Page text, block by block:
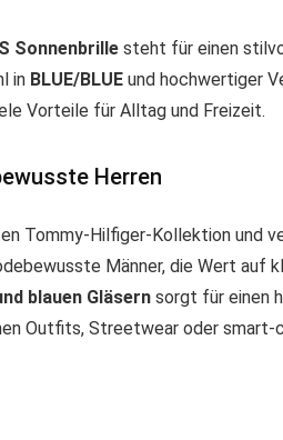
Sonnenbrille steht für einen
in BLUE/BLUE und hochwertiger
Vorteile für Alltag und Freizeit.
Herren
Tommy-Hilfiger-Kollektion und
Männer, die Wert auf
blauen Gläsern sorgt für einen
Outfits, Streetwear oder smart-